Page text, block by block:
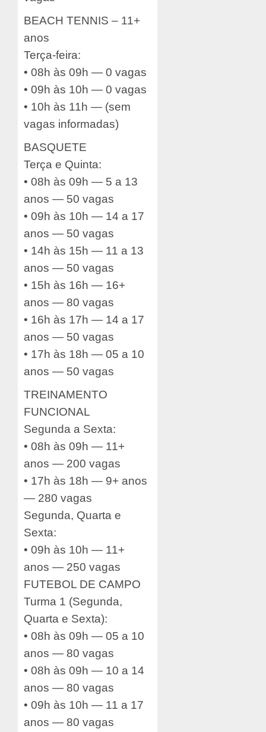
BEACH TENNIS – 11+
anos
Terça-feira:
• 08h às 09h — 0 vagas
• 09h às 10h — 0 vagas
• 10h às 11h — (sem
vagas informadas)
BASQUETE
Terça e Quinta:
• 08h às 09h — 5 a 13
anos — 50 vagas
• 09h às 10h — 14 a 17
anos — 50 vagas
• 14h às 15h — 11 a 13
anos — 50 vagas
• 15h às 16h — 16+
anos — 80 vagas
• 16h às 17h — 14 a 17
anos — 50 vagas
• 17h às 18h — 05 a 10
anos — 50 vagas
TREINAMENTO
FUNCIONAL
Segunda a Sexta:
• 08h às 09h — 11+
anos — 200 vagas
• 17h às 18h — 9+ anos
— 280 vagas
Segunda, Quarta e
Sexta:
• 09h às 10h — 11+
anos — 250 vagas
FUTEBOL DE CAMPO
Turma 1 (Segunda,
Quarta e Sexta):
• 08h às 09h — 05 a 10
anos — 80 vagas
• 08h às 09h — 10 a 14
anos — 80 vagas
• 09h às 10h — 11 a 17
anos — 80 vagas